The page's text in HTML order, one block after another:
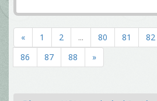
« 1 2 ... 80 81 82
86
87 88 »